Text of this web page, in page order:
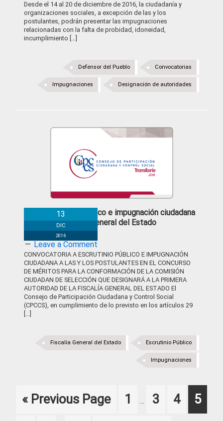
Desde el 14 al 20 de diciembre de 2016, la ciudadanía y
organizaciones sociales, a excepción de las y los
postulantes, podrán presentar las impugnaciones
relacionadas con la falta de probidad, idoneidad,
incumplimiento […]
Convocatorias
Defensor del Pueblo
Designación de autoridades
Impugnaciones
Escrutinio público e impugnación ciudadana
CCS-Fiscalía General del Estado
13
DIC
2016
Leave a Comment
CONVOCATORIA A ESCRUTINIO PÚBLICO E IMPUGNACIÓN
CIUDADANA A LAS Y LOS POSTULANTES EN EL CONCURSO
DE MÉRITOS PARA LA CONFORMACIÓN DE LA COMISIÓN
CIUDADAN DE SELECCIÓN QUE DESIGNARÁ A LA PRIMERA
AUTORIDAD DE LA FISCALÍA GENERAL DEL ESTADO El
Consejo de Participación Ciudadana y Control Social
(CPCCS), en cumplimiento de lo previsto en los artículos 29
[…]
Escrutinio Público
Fiscalía General del Estado
Impugnaciones
« Go
Previous Page Page
1
pages
… Page
3 Page
4 Page
5